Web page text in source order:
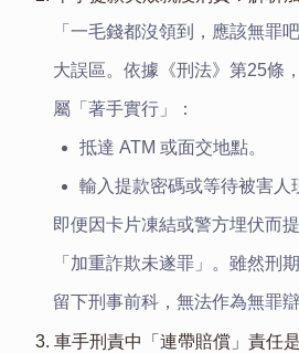
「一毛錢都沒領到，應該無罪
大誤區。依據《刑法》第25條
屬「著手實行」：
抵達 ATM 或面交地點。
輸入提款密碼或等待被害人
即便因卡片凍結或警方埋伏而
「加重詐欺未遂罪」。雖然刑
留下刑事前科，無法作為無罪辯
3. 車手刑責中「連帶賠償」責任